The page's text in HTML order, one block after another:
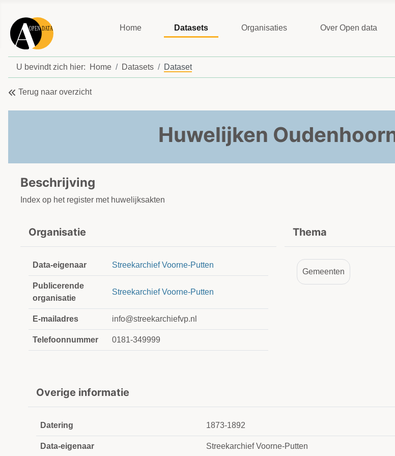
Home Datasets Organisaties Over Open data
U bevindt zich hier: Home Datasets Dataset
Terug naar overzicht
Huwelijken
Beschrijving
Index op het register met huwelijksakten
Organisatie
Data-eigenaar Streekarchief Voorne-Putten
Publicerende
organisatie
Streekarchief Voorne-Putten
E-mailadres info@streekarchiefvp.nl
Telefoonnummer 0181-349999
Thema
Gemeenten
Overige informatie
Datering 1873-1892
Data-eigenaar Streekarchief Voorne-Putten